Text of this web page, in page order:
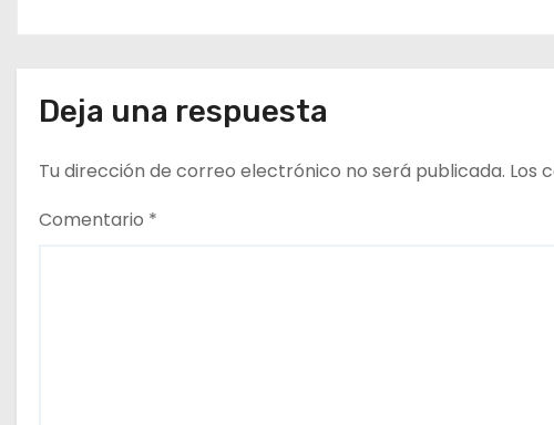
a
Deja una respuesta
Tu dirección de correo electrónico no será publicada. Los
Comentario *